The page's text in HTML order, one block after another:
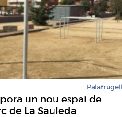
Palafrugell
un nou espai de
de La Sauleda